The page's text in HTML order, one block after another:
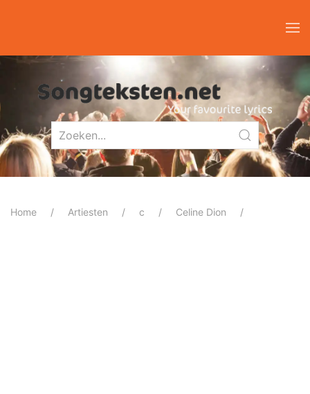
Home Artiesten c Celine Dion